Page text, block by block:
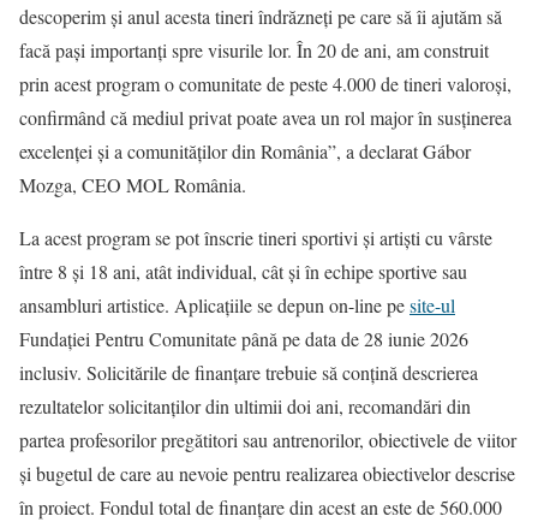
descoperim și anul acesta tineri îndrăzneți pe care să îi ajutăm să
facă pași importanți spre visurile lor. În 20 de ani, am construit
prin acest program o comunitate de peste 4.000 de tineri valoroși,
confirmând că mediul privat poate avea un rol major în susținerea
excelenței și a comunităților din România”, a declarat Gábor
Mozga, CEO MOL România.
La acest program se pot înscrie tineri sportivi și artiști cu vârste
între 8 și 18 ani, atât individual, cât și în echipe sportive sau
ansambluri artistice. Aplicațiile se depun on-line pesite-ul
Fundației Pentru Comunitate până pe data de 28 iunie 2026
inclusiv. Solicitările de finanțare trebuie să conțină descrierea
rezultatelor solicitanților din ultimii doi ani, recomandări din
partea profesorilor pregătitori sau antrenorilor, obiectivele de viitor
și bugetul de care au nevoie pentru realizarea obiectivelor descrise
în proiect. Fondul total de finanțare din acest an este de 560.000